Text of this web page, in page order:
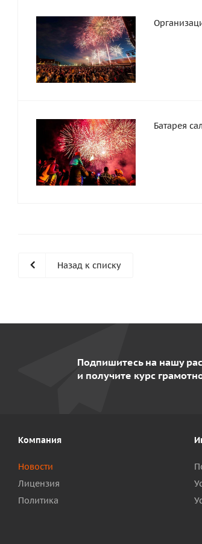
Батарея
Назад к списку
Подпишитесь на нашу
и получите курс
Компания
Новости
Лицензия
Политика